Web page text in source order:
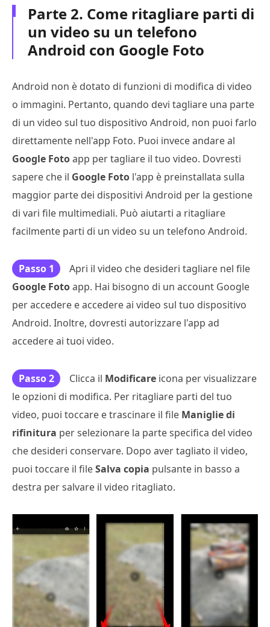
Parte 2. Come ritagliare parti di
un video su un telefono
Android con Google Foto
Android non è dotato di funzioni di modifica di video
o immagini. Pertanto, quando devi tagliare una parte
di un video sul tuo dispositivo Android, non puoi farlo
direttamente nell'app Foto. Puoi invece andare al
Google Fotoapp per tagliare il tuo video. Dovresti
sapere che il Google Foto l'app è preinstallata sulla
maggior parte dei dispositivi Android per la gestione
di vari file multimediali. Può aiutarti a ritagliare
facilmente parti di un video su un telefono Android.
Passo 1
Apri il video che desideri tagliare nel file
Google Fotoapp. Hai bisogno di un account Google
per accedere e accedere ai video sul tuo dispositivo
Android. Inoltre, dovresti autorizzare l'app ad
accedere ai tuoi video.
Passo 2 Clicca il Modificare icona per visualizzare
le opzioni di modifica. Per ritagliare parti del tuo
video, puoi toccare e trascinare il file Maniglie di
rifinitura per selezionare la parte specifica del video
che desideri conservare. Dopo aver tagliato il video,
puoi toccare il fileSalva copia pulsante in basso a
destra per salvare il video ritagliato.